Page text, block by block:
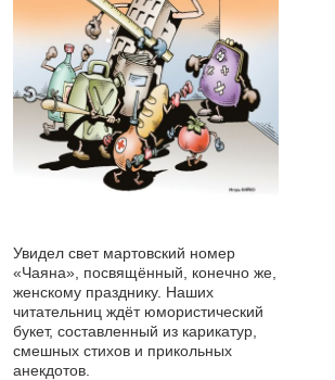
Увидел свет мартовский номер
«Чаяна», посвящённый, конечно же,
женскому празднику. Наших
читательниц ждёт юмористический
букет, составленный из карикатур,
смешных стихов и прикольных
анекдотов.